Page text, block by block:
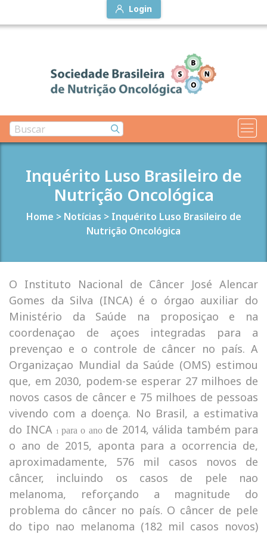
Login
Inquérito Luso Brasileiro de
Nutrição Oncológica
Home > Notícias > Inquérito Luso Brasileiro de
Nutrição Oncológica
O Instituto Nacional de Câncer José Alencar
Gomes da Silva (INCA) é o órgao auxiliar do
Ministério da Saúde na proposiçao e na
coordenaçao de açoes integradas para a
prevençao e o controle de câncer no país. A
Organizaçao Mundial da Saúde (OMS) estimou
que, em 2030, podem-se esperar 27 milhoes de
novos casos de câncer e 75 milhoes de pessoas
vivendo com a doença. No Brasil, a estimativa
do INCA
1 para o ano de 2014, válida também para
o ano de 2015, aponta para a ocorrencia de,
aproximadamente, 576 mil casos novos de
câncer, incluindo os casos de pele nao
melanoma, reforçando a magnitude do
problema do câncer no país. O câncer de pele
do tipo nao melanoma (182 mil casos novos)